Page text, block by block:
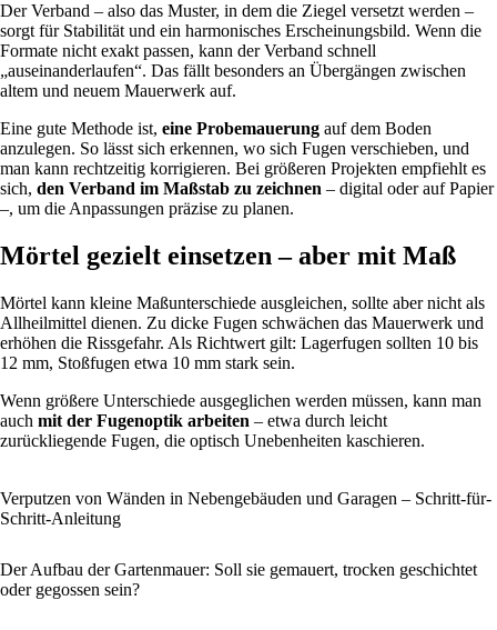
Der Verband – also das Muster, in dem die Ziegel versetzt werden –
sorgt für Stabilität und ein harmonisches Erscheinungsbild. Wenn die
Formate nicht exakt passen, kann der Verband schnell
„auseinanderlaufen“. Das fällt besonders an Übergängen zwischen
altem und neuem Mauerwerk auf.
Eine gute Methode ist, eine Probemauerung auf dem Boden
anzulegen. So lässt sich erkennen, wo sich Fugen verschieben, und
man kann rechtzeitig korrigieren. Bei größeren Projekten empfiehlt es
sich, den Verband im Maßstab zu zeichnen – digital oder auf Papier
–, um die Anpassungen präzise zu planen.
Mörtel gezielt einsetzen – aber mit Maß
Mörtel kann kleine Maßunterschiede ausgleichen, sollte aber nicht als
Allheilmittel dienen. Zu dicke Fugen schwächen das Mauerwerk und
erhöhen die Rissgefahr. Als Richtwert gilt: Lagerfugen sollten 10 bis
12 mm, Stoßfugen etwa 10 mm stark sein.
Wenn größere Unterschiede ausgeglichen werden müssen, kann man
auch mit der Fugenoptik arbeiten – etwa durch leicht
zurückliegende Fugen, die optisch Unebenheiten kaschieren.
Verputzen von Wänden in Nebengebäuden und Garagen – Schritt-für-
Schritt-Anleitung
Der Aufbau der Gartenmauer: Soll sie gemauert, trocken geschichtet
oder gegossen sein?